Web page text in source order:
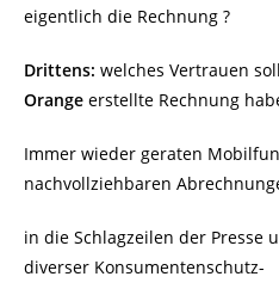
eigentlich die Rechnung ?
Drittens: welches Vertrauen
Orange erstellte Rechnung
Immer wieder geraten
nachvollziehbaren
in die Schlagzeilen der Presse
diverser Konsumentenschutz-